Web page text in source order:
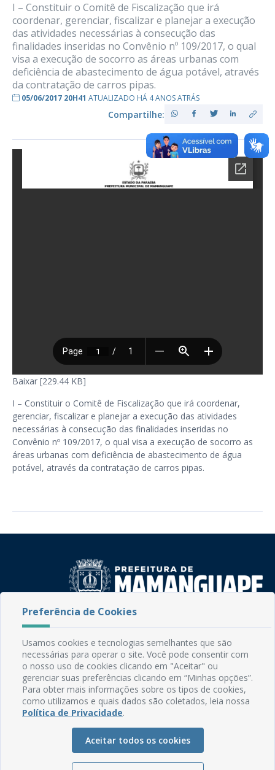
I – Constituir o Comitê de Fiscalização que irá
coordenar, gerenciar, fiscalizar e planejar a execução
das atividades necessárias à consecução das
finalidades inseridas no Convênio nº 109/2017, o qual
visa a execução de socorro as áreas urbanas com
deficiência de abastecimento de água potável, através
da contratação de carros pipas.
05/06/2017 20H41 ATUALIZADO HÁ 4 ANOS ATRÁS
Compartilhe:
Baixar [229.44 KB]
I – Constituir o Comitê de Fiscalização que irá coordenar,
gerenciar, fiscalizar e planejar a execução das atividades
necessárias à consecução das finalidades inseridas no
Convênio nº 109/2017, o qual visa a execução de socorro as
áreas urbanas com deficiência de abastecimento de água
potável, através da contratação de carros pipas.
CEP: 58.280-000 - Mamanguape/PB
Fone: (83) 3292-2246
Email: comunicacao@mamanguape.pb.gov.br
Expediente: Segunda à Sexta, das 08h às 13h
Mapa do Site
Manual de Navegação
Preferência de Cookies
Usamos cookies e tecnologias semelhantes que são
necessárias para operar o site. Você pode consentir com
o nosso uso de cookies clicando em "Aceitar" ou
gerenciar suas preferências clicando em “Minhas opções”.
Para obter mais informações sobre os tipos de cookies,
como utilizamos e quais dados são coletados, leia nossa
Política de Privacidade.
Aceitar todos os cookies